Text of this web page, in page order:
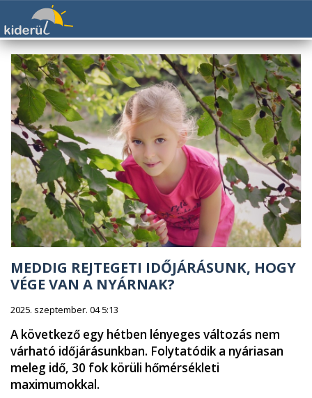
MEDDIG REJTEGETI IDŐJÁRÁSUNK, HOGY
VÉGE VAN A NYÁRNAK?
2025. szeptember. 04 5:13
A következő egy hétben lényeges változás nem
várható időjárásunkban. Folytatódik a nyáriasan
meleg idő, 30 fok körüli hőmérsékleti
maximumokkal.